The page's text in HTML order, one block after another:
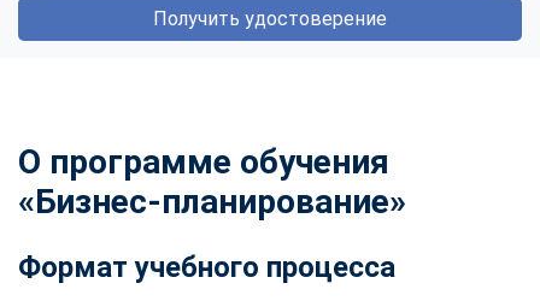
Получить удостоверение
О программе обучения
«Бизнес-планирование»
Формат учебного процесса